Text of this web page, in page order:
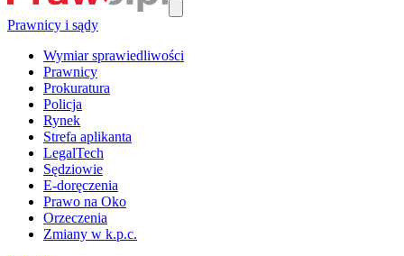
Prawnicy i sądy
Wymiar sprawiedliwości
Prawnicy
Prokuratura
Policja
Rynek
Strefa aplikanta
LegalTech
Sędziowie
E-doręczenia
Prawo na Oko
Orzeczenia
Zmiany w k.p.c.